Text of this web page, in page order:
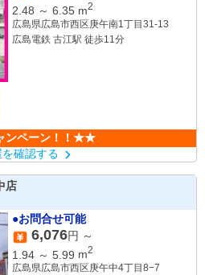
2.48 ～ 6.35 m2
広島県広島市西区庚午南1丁目31-13
広島電鉄 古江駅 徒歩11分
ンペーン！！★★
確認する
店
●お問合せ可能
6,076円 ～
1.94 ～ 5.99 m2
広島県広島市西区庚午中4丁目8−7